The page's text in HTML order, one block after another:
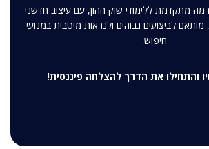
מתקדמת ללימודי שוק ההון, עם עיצוב חדשני
לביצועים גבוהים ולנראות מיטבית במנועי
חיפוש.
והתחילו את הדרך להצלחה פיננסית!